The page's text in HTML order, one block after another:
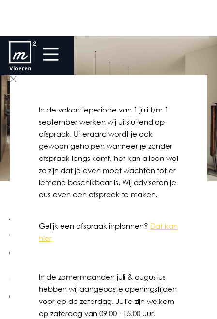
In de vakantieperiode van 1 juli t/m 1
september werken wij uitsluitend op
afspraak. Uiteraard wordt je ook
gewoon geholpen wanneer je zonder
afspraak langs komt, het kan alleen wel
zo zijn dat je even moet wachten tot er
iemand beschikbaar is. Wij adviseren je
dus even een afspraak te maken.
Gelijk een afspraak inplannen? Dat kan
hier
In de zomermaanden juli & augustus
hebben wij aangepaste openingstijden
voor op de zaterdag. Jullie zijn welkom
op zaterdag van 09.00 - 15.00 uur.
woensdag11
Taupe gietvloer
Taupe gietvloer